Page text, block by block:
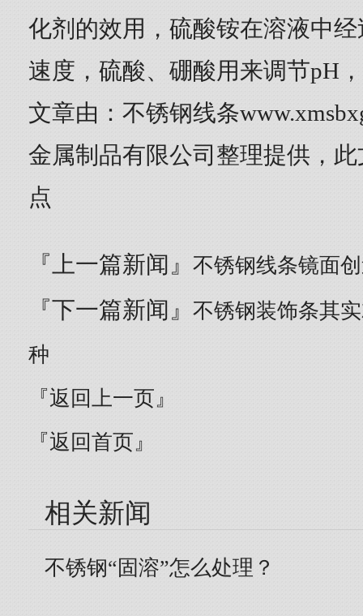
化剂的效用，硫酸铵在溶液中
速度，硫酸、硼酸用来调节pH
文章由：不锈钢线条
金属制品有限公司整理提供，
点
『上一篇新闻』 不锈钢线条镜面
『下一篇新闻』 不锈钢装饰条其
种
『返回上一页』
『返回首页』
相关新闻
不锈钢“固溶”怎么处理？